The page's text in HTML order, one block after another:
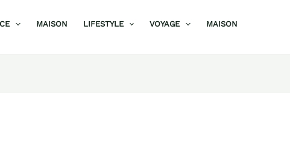
MAISON LIFESTYLE VOYAGE MAISON